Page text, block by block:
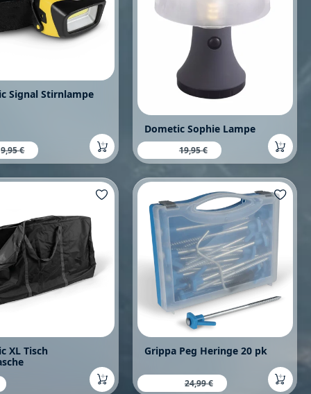
Signal Stirnlampe
Regulärer Preis:
9,95 €
Dometic Sophie Lampe
Verkaufspreis:
Regulärer Preis:
19,95 €
XL Tisch
Preis:
Grippa Peg Heringe 20 pk
Verkaufspreis:
Regulärer Preis:
24,99 €